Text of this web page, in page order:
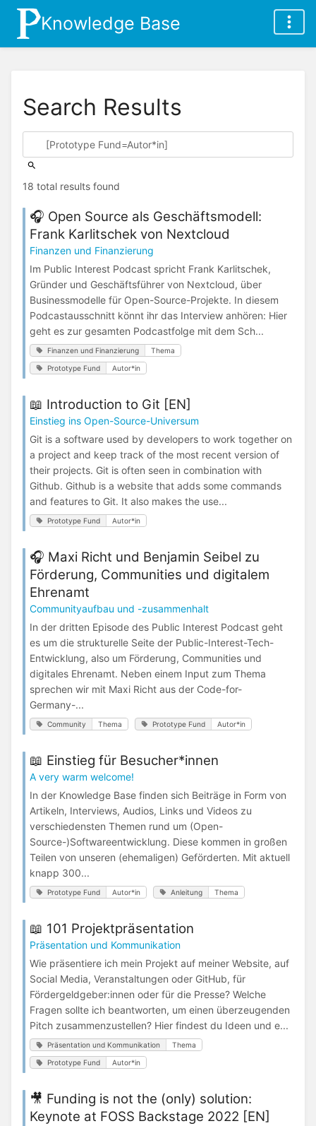
Knowledge Base
Search Results
18 total results found
🎧 Open Source als Geschäftsmodell:
Frank Karlitschek von Nextcloud
Finanzen und Finanzierung
Im Public Interest Podcast spricht Frank Karlitschek,
Gründer und Geschäftsführer von Nextcloud, über
Businessmodelle für Open-Source-Projekte. In diesem
Podcastausschnitt könnt ihr das Interview anhören: Hier
geht es zur gesamten Podcastfolge mit dem Sch...
Finanzen und Finanzierung Thema
Prototype Fund Autor*in
📖 Introduction to Git [EN]
Einstieg ins Open-Source-Universum
Git is a software used by developers to work together on
a project and keep track of the most recent version of
their projects. Git is often seen in combination with
Github. Github is a website that adds some commands
and features to Git. It also makes the use...
Prototype Fund Autor*in
🎧 Maxi Richt und Benjamin Seibel zu
Förderung, Communities und digitalem
Ehrenamt
Communityaufbau und -zusammenhalt
In der dritten Episode des Public Interest Podcast geht
es um die strukturelle Seite der Public-Interest-Tech-
Entwicklung, also um Förderung, Communities und
digitales Ehrenamt. Neben einem Input zum Thema
sprechen wir mit Maxi Richt aus der Code-for-
Germany-...
Community Thema Prototype Fund Autor*in
📖 Einstieg für Besucher*innen
A very warm welcome!
In der Knowledge Base finden sich Beiträge in Form von
Artikeln, Interviews, Audios, Links und Videos zu
verschiedensten Themen rund um (Open-
Source-)Softwareentwicklung. Diese kommen in großen
Teilen von unseren (ehemaligen) Geförderten. Mit aktuell
knapp 300...
Prototype Fund Autor*in Anleitung Thema
📖 101 Projektpräsentation
Präsentation und Kommunikation
Wie präsentiere ich mein Projekt auf meiner Website, auf
Social Media, Veranstaltungen oder GitHub, für
Fördergeldgeber:innen oder für die Presse? Welche
Fragen sollte ich beantworten, um einen überzeugenden
Pitch zusammenzustellen? Hier findest du Ideen und e...
Präsentation und Kommunikation Thema
Prototype Fund Autor*in
🎥 Funding is not the (only) solution:
Keynote at FOSS Backstage 2022 [EN]